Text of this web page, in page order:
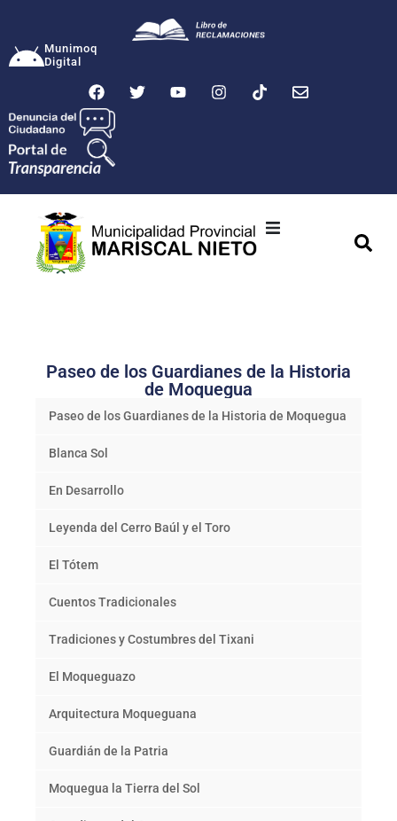
Munimoq
Digital
Seguridad
Programas
Paseo de los Guardianes de la Historia
de Moquegua
Paseo de los Guardianes de la Historia de Moquegua
Blanca Sol
En Desarrollo
Leyenda del Cerro Baúl y el Toro
El Tótem
Cuentos Tradicionales
Tradiciones y Costumbres del Tixani
El Moqueguazo
Arquitectura Moqueguana
Guardián de la Patria
Moquegua la Tierra del Sol